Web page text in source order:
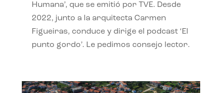
Humana’, que se emitió por TVE. Desde
2022, junto a la arquitecta Carmen
Figueiras, conduce y dirige el podcast ‘El
punto gordo’. Le pedimos consejo lector.